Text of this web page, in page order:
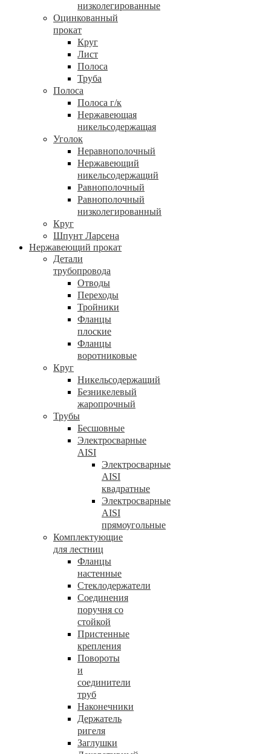
низколегированные
Оцинкованный
прокат
Круг
Лист
Полоса
Труба
Полоса
Полоса г/к
Нержавеющая
никельсодержащая
Уголок
Неравнополочный
Нержавеющий
никельсодержащий
Равнополочный
Равнополочный
низколегированный
Круг
Шпунт Ларсена
Нержавеющий прокат
Детали
трубопровода
Отводы
Переходы
Тройники
Фланцы
плоские
Фланцы
воротниковые
Круг
Никельсодержащий
Безникелевый
жаропрочный
Трубы
Бесшовные
Электросварные
AISI
Электросварные
AISI
квадратные
Электросварные
AISI
прямоугольные
Комплектующие
для лестниц
Фланцы
настенные
Стеклодержатели
Соединения
поручня со
стойкой
Пристенные
крепления
Повороты
и
соединители
труб
Наконечники
Держатель
ригеля
Заглушки